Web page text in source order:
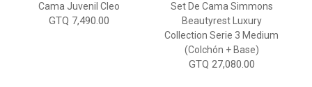
Cama Juvenil Cleo
GTQ 7,490.00
Set De Cama Simmons
Beautyrest Luxury
Collection Serie 3 Medium
(Colchón + Base)
GTQ 27,080.00